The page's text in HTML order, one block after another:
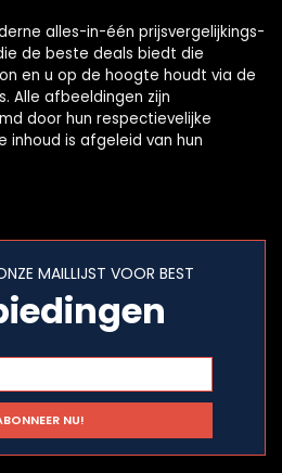
alles-in-één prijsvergelijkings-
de beste deals biedt die
en u op de hoogte houdt via de
Alle afbeeldingen zijn
door hun respectievelijke
inhoud is afgeleid van hun
MAILLIJST VOOR BEST